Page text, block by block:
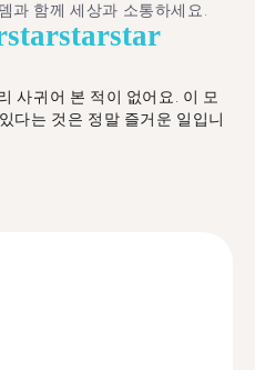
과 함께 세상과 소통하세요.
starstarstar
사귀어 본 적이 없어요. 이 모
다는 것은 정말 즐거운 일입니